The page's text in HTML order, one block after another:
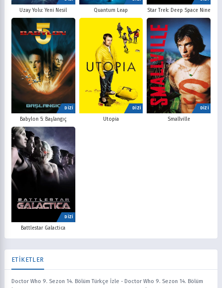
Uzay Yolu: Yeni Nesil Quantum Leap Star Trek: Deep Space Nine
DİZİ
Babylon 5: Başlangıç
DİZİ
Utopia
DİZİ
Smallville
DİZİ
Battlestar Galactica
ETİKETLER
Doctor Who 9. Sezon 14. Bölüm Türkçe İzle - Doctor Who 9. Sezon 14. Bölüm